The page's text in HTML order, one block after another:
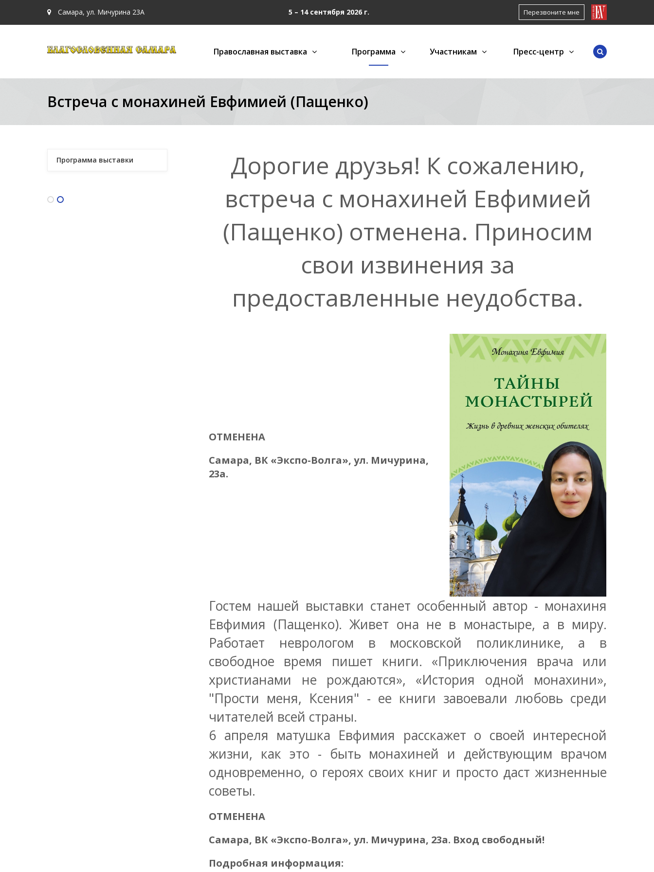
Самара, ул. Мичурина 23А 5 – 14 сентября 2026 г. Перезвоните мне
Православная выставка Программа Участникам Пресс-центр
Встреча с монахиней Евфимией (Пащенко)
Дорогие друзья! К сожалению,
встреча с монахиней Евфимией
(Пащенко) отменена. Приносим
свои извинения за
предоставленные неудобства.
ОТМЕНЕНА
Самара, ВК «Экспо-Волга», ул. Мичурина,
23а.
Гостем нашей выставки станет особенный автор - монахиня
Евфимия (Пащенко). Живет она не в монастыре, а в миру.
Работает неврологом в московской поликлинике, а в
свободное время пишет книги. «Приключения врача или
христианами не рождаются», «История одной монахини»,
"Прости меня, Ксения" - ее книги завоевали любовь среди
читателей всей страны.
6 апреля матушка Евфимия расскажет о своей интересной
жизни, как это - быть монахиней и действующим врачом
одновременно, о героях своих книг и просто даст жизненные
советы.
ОТМЕНЕНА
Самара, ВК «Экспо-Волга», ул. Мичурина, 23а. Вход свободный!
Подробная информация:
Программа выставки